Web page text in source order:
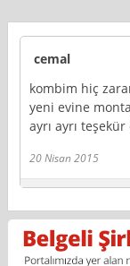
cemal
kombim hiç
yeni evine
ayrı ayrı
20 Nisan 2015